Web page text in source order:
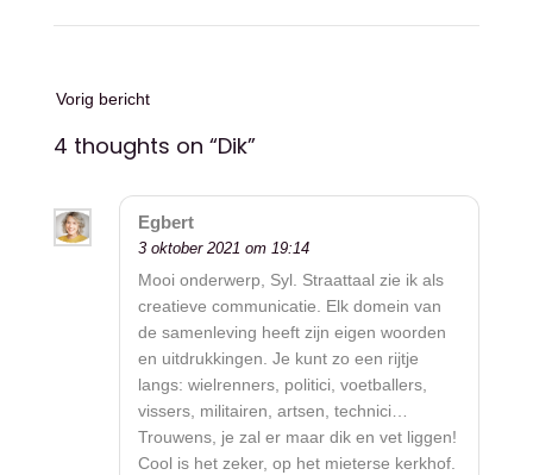
Vorig bericht
4 thoughts on “Dik”
Egbert
3 oktober 2021 om 19:14
Mooi onderwerp, Syl. Straattaal zie ik als
creatieve communicatie. Elk domein van
de samenleving heeft zijn eigen woorden
en uitdrukkingen. Je kunt zo een rijtje
langs: wielrenners, politici, voetballers,
vissers, militairen, artsen, technici…
Trouwens, je zal er maar dik en vet liggen!
Cool is het zeker, op het mieterse kerkhof.